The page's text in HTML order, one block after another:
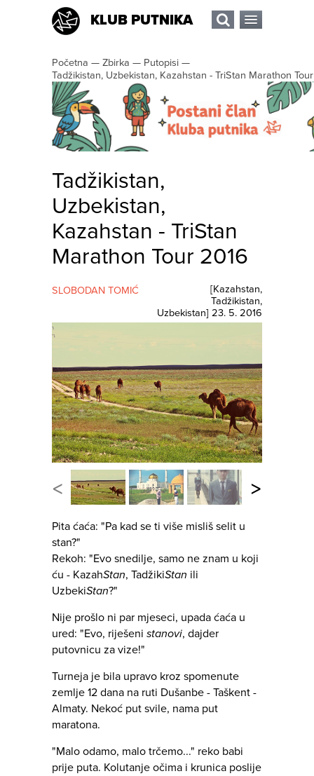
KLUB PUTNIKA
Početna — Zbirka — Putopisi —
Tadžikistan, Uzbekistan, Kazahstan - TriStan Marathon
Tadžikistan,
Uzbekistan,
Kazahstan - TriStan
Marathon Tour 2016
SLOBODAN TOMIĆ [Kazahstan,
Tadžikistan,
Uzbekistan] 23. 5. 2016
< >
Pita ćaća: "Pa kad se ti više misliš selit u
stan?"
Rekoh: "Evo snedilje, samo ne znam u koji
ću - KazahStan, TadžikiStan ili
UzbekiStan?"
Nije prošlo ni par mjeseci, upada ćaća u
ured: "Evo, riješeni stanovi, dajder
putovnicu za vize!"
Turneja je bila upravo kroz spomenute
zemlje 12 dana na ruti Dušanbe - Taškent -
Almaty. Nekoć put svile, nama put
maratona.
"Malo odamo, malo trčemo..." reko babi
prije puta. Kolutanje očima i krunica poslije